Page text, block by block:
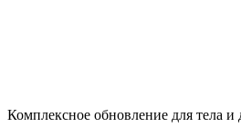
Комплексное обновление для тела и